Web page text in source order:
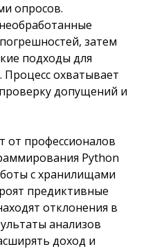
опросов.
затем
подходы для
охватывает
допущений и
от профессионалов
Python
с хранилищами
предиктивные
отклонения в
анализов
доход и